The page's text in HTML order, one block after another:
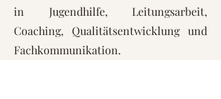
in Jugendhilfe, Leitungsarbeit,
Coaching, Qualitätsentwicklung und
Fachkommunikation.